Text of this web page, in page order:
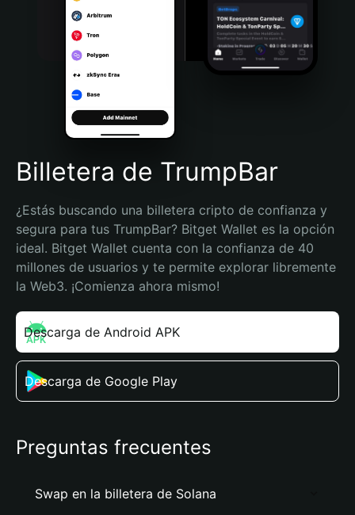
Bahasa Indonesia
Português (Brasil)
Español (Argentina)
Billetera de TrumpBar
¿Estás buscando una billetera cripto de confianza y
segura para tus TrumpBar? Bitget Wallet es la opción
ideal. Bitget Wallet cuenta con la confianza de 40
millones de usuarios y te permite explorar libremente
la Web3. ¡Comienza ahora mismo!
Descarga de Android APK
Descarga de Google Play
Preguntas frecuentes
Swap en la billetera de Solana